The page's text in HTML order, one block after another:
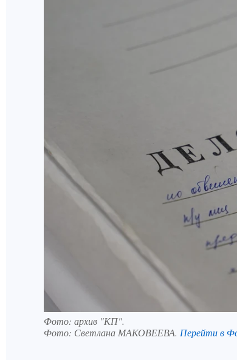
Фото: архив "КП".
Фото: Светлана МАКОВЕЕВА. Перейти в